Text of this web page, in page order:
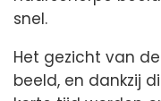
snel.
Het gezicht van
beeld, en dankzij